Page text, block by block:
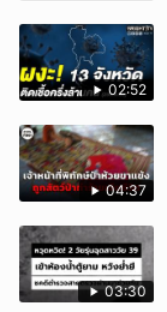
02:52
04:37
03:30